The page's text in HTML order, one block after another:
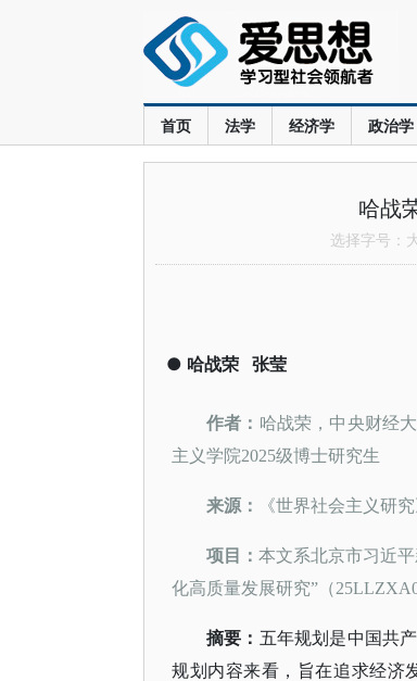
首页 法学 经济学 政治学
哈战
选择字号：
● 哈战荣 张莹
作者： 哈战荣，中央财经
主义学院2025级博士研究生
来源： 《世界社会主义研究
项目：本文系北京市习近
化高质量发展研究”（
摘要： 五年规划是中国共
规划内容来看，旨在追求经济